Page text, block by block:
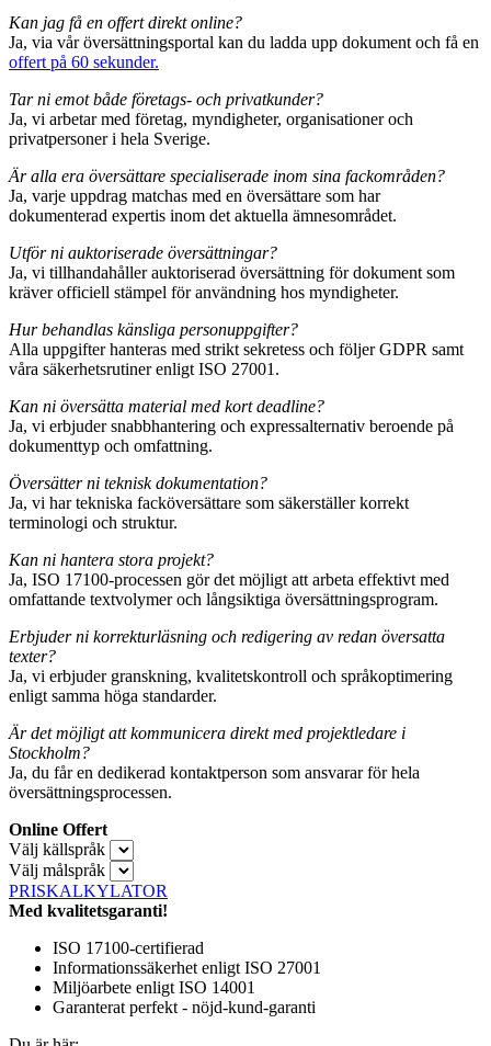
Kan jag få en offert direkt online?
Ja, via vår översättningsportal kan du ladda upp dokument och få en
offert på 60 sekunder.
Tar ni emot både företags- och privatkunder?
Ja, vi arbetar med företag, myndigheter, organisationer och
privatpersoner i hela Sverige.
Är alla era översättare specialiserade inom sina fackområden?
Ja, varje uppdrag matchas med en översättare som har
dokumenterad expertis inom det aktuella ämnesområdet.
Utför ni auktoriserade översättningar?
Ja, vi tillhandahåller auktoriserad översättning för dokument som
kräver officiell stämpel för användning hos myndigheter.
Hur behandlas känsliga personuppgifter?
Alla uppgifter hanteras med strikt sekretess och följer GDPR samt
våra säkerhetsrutiner enligt ISO 27001.
Kan ni översätta material med kort deadline?
Ja, vi erbjuder snabbhantering och expressalternativ beroende på
dokumenttyp och omfattning.
Översätter ni teknisk dokumentation?
Ja, vi har tekniska facköversättare som säkerställer korrekt
terminologi och struktur.
Kan ni hantera stora projekt?
Ja, ISO 17100-processen gör det möjligt att arbeta effektivt med
omfattande textvolymer och långsiktiga översättningsprogram.
Erbjuder ni korrekturläsning och redigering av redan översatta
texter?
Ja, vi erbjuder granskning, kvalitetskontroll och språkoptimering
enligt samma höga standarder.
Är det möjligt att kommunicera direkt med projektledare i
Stockholm?
Ja, du får en dedikerad kontaktperson som ansvarar för hela
översättningsprocessen.
Online Offert
Välj källspråk
Välj målspråk
PRISKALKYLATOR
Med kvalitetsgaranti!
ISO 17100-certifierad
Informationssäkerhet enligt ISO 27001
Miljöarbete enligt ISO 14001
Garanterat perfekt - nöjd-kund-garanti